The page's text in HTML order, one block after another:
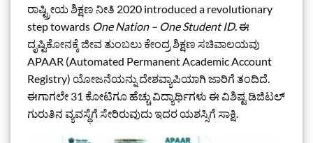
ರಾಷ್ಟ್ರೀಯ ಶಿಕ್ಷಣ ನೀತಿ 2020 introduced a revolutionary
step towards One Nation – One Student ID. ಈ
ದೃಷ್ಟಿಕೋನಕ್ಕೆ ಜೀವ ತುಂಬಲು ಕೇಂದ್ರ ಶಿಕ್ಷಣ ಸಚಿವಾಲಯವು
APAAR (Automated Permanent Academic Account
Registry) ಯೋಜನೆಯನ್ನು ದೇಶವ್ಯಾಪಿಯಾಗಿ ಜಾರಿಗೆ ತಂದಿದೆ.
ಈಗಾಗಲೇ 31 ಕೋಟಿಗೂ ಹೆಚ್ಚು ವಿದ್ಯಾರ್ಥಿಗಳು ಈ ವಿಶಿಷ್ಟ ಡಿಜಿಟಲ್
ಗುರುತಿನ ವ್ಯವಸ್ಥೆಗೆ ಸೇರಿರುವುದು ಇದರ ಯಶಸ್ಸಿಗೆ ಸಾಕ್ಷಿ.